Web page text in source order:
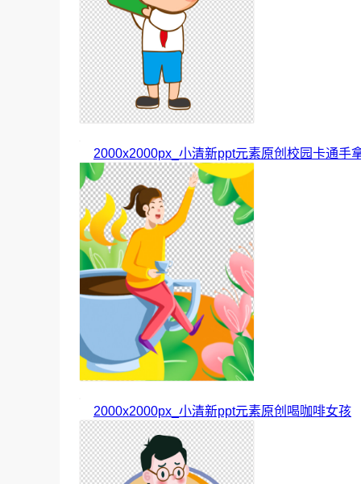
2000x2000px_小清新ppt元素原创校园卡通手
2000x2000px_小清新ppt元素原创喝咖啡女孩